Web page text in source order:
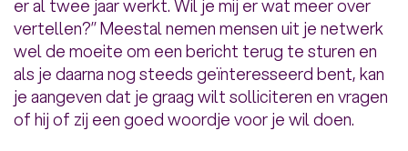
er al twee jaar werkt. Wil je mij er wat meer over
vertellen?’’ Meestal nemen mensen uit je netwerk
wel de moeite om een bericht terug te sturen en
als je daarna nog steeds geïnteresseerd bent, kan
je aangeven dat je graag wilt solliciteren en vragen
of hij of zij een goed woordje voor je wil doen.